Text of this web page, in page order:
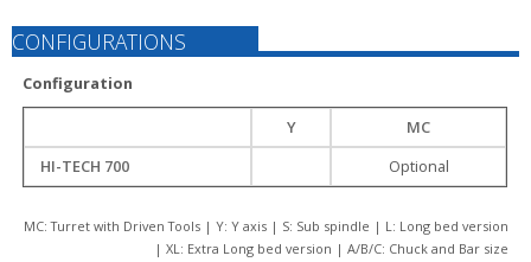
CONFIGURATIONS
Configuration
Y
MC
HI-TECH 700
Optional
MC: Turret with Driven Tools | Y: Y axis | S: Sub spindle | L: Long bed version
| XL: Extra Long bed version | A/B/C: Chuck and Bar size